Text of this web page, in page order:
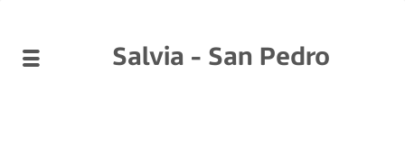
Salvia - San Pedro